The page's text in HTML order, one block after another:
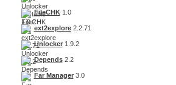
FileCHK1.0
ext2explore2.2.71
Unlocker1.9.2
Depends2.2
Far Manager3.0